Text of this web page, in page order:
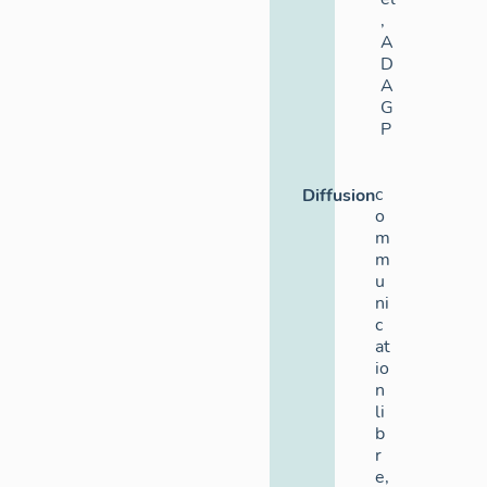
,
A
D
A
G
P
Diffusionc
o
m
m
u
ni
c
at
io
n
li
b
r
e,